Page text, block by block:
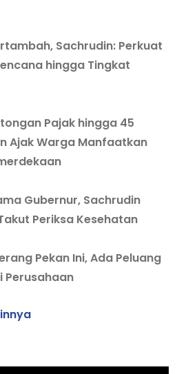
Sachrudin: Perkuat
hingga Tingkat
Pajak hingga 45
Ajak Warga Manfaatkan
Gubernur, Sachrudin
Periksa Kesehatan
Pekan Ini, Ada Peluang
Perusahaan